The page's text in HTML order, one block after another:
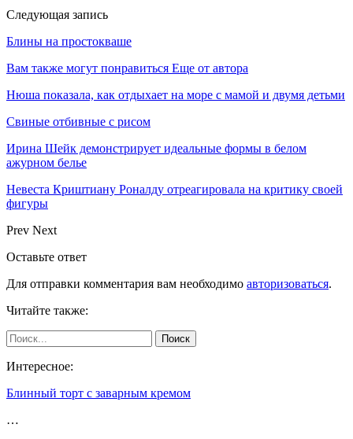
Следующая запись
Блины на простокваше
Вам также могут понравиться Еще от автора
Нюша показала, как отдыхает на море с мамой и двумя детьми
Свиные отбивные с рисом
Ирина Шейк демонстрирует идеальные формы в белом
ажурном белье
Невеста Криштиану Роналду отреагировала на критику своей
фигуры
Prev Next
Оставьте ответ
Для отправки комментария вам необходимо авторизоваться.
Читайте также:
Интересное:
Блинный торт с заварным кремом
…